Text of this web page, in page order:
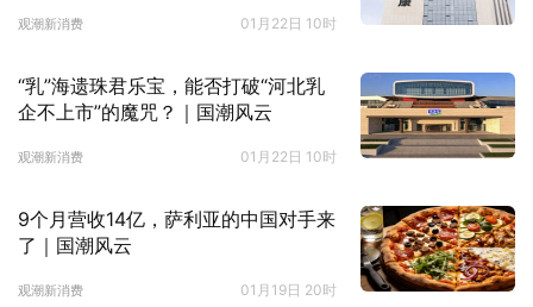
观潮新消费 01月22日 10时
“乳”海遗珠君乐宝，能否打破“河北乳
企不上市”的魔咒？｜国潮风云
观潮新消费 01月22日 10时
9个月营收14亿，萨利亚的中国对手来
了｜国潮风云
观潮新消费 01月19日 20时